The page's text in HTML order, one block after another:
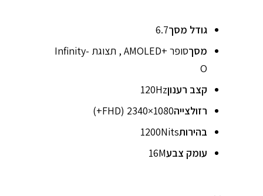
גודל מסך6.7
מסך
סופר +AMOLED , תצוגת Infinity-
O
קצב רענון120Hz
רזולצייה1080×2340 (FHD+)
בהירות1200Nits
עומק צבע16M